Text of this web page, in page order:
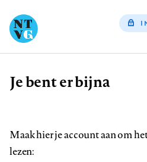
Kruimelpad
Je bent er bijna
Maak hier je account aan om
lezen: